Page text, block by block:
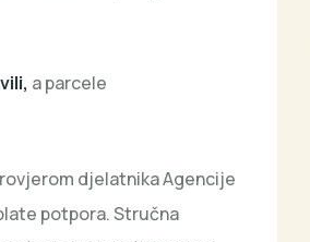
a parcele
djelatnika Agencije
potpora. Stručna